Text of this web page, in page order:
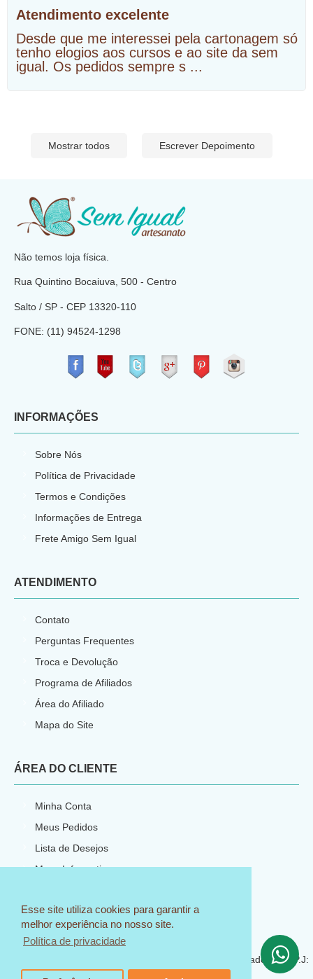
Esse site utiliza cookies para garantir a
melhor experiência no nosso site.
Política de privacidade
Atendimento excelente
Desde que me interessei pela cartonagem só
tenho elogios aos cursos e ao site da sem
igual. Os pedidos sempre s ...
Mostrar todos Escrever Depoimento
Não temos loja física.
Rua Quintino Bocaiuva, 500 - Centro
Salto / SP - CEP 13320-110
FONE: (11) 94524-1298
INFORMAÇÕES
Sobre Nós
Política de Privacidade
Termos e Condições
Informações de Entrega
Frete Amigo Sem Igual
ATENDIMENTO
Contato
Perguntas Frequentes
Troca e Devolução
Programa de Afiliados
Área do Afiliado
Mapa do Site
ÁREA DO CLIENTE
Minha Conta
Meus Pedidos
Lista de Desejos
Meus Informativos
E-commerce por
CNPJ: 23.540.773/0001-66
© 2018 Sem Igual Artesanato - Todos os direitos reservados C.N.P.J:
23.540.773/0001-66